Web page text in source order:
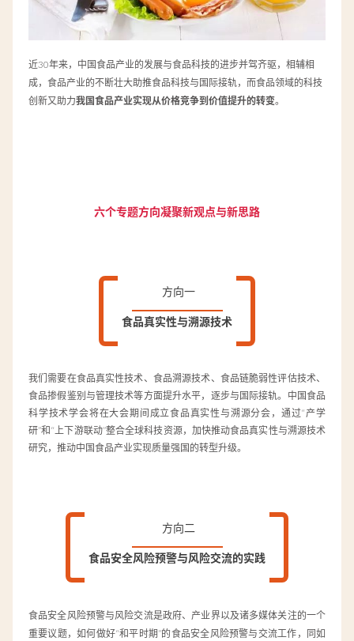
近30年来，中国食品产业的发展与食品科技的进步并驾齐驱，相辅相
成，食品产业的不断壮大助推食品科技与国际接轨，而食品领域的科技
创新又助力我国食品产业实现从价格竞争到价值提升的转变。
六个专题方向凝聚新观点与新思路
方向一
食品真实性与溯源技术
我们需要在食品真实性技术、食品溯源技术、食品链脆弱性评估技术、
食品掺假鉴别与管理技术等方面提升水平，逐步与国际接轨。中国食品
科学技术学会将在大会期间成立食品真实性与溯源分会，通过“产学
研”和“上下游联动”整合全球科技资源，加快推动食品真实性与溯源技术
研究，推动中国食品产业实现质量强国的转型升级。
方向二
食品安全风险预警与风险交流的实践
食品安全风险预警与风险交流是政府、产业界以及诸多媒体关注的一个
重要议题，如何做好“和平时期”的食品安全风险预警与交流工作，同如